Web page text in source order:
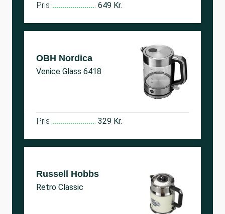
Pris 649 Kr.
OBH Nordica
Venice Glass 6418
Pris 329 Kr.
Russell Hobbs
Retro Classic